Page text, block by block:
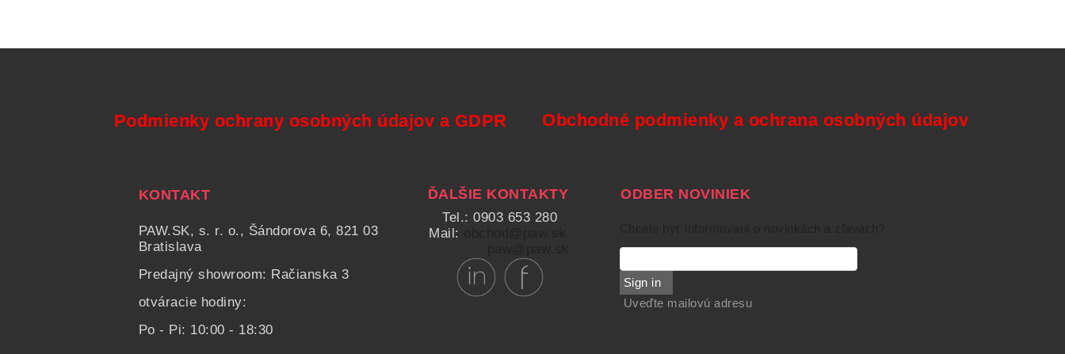
Podmienky ochrany osobných údajov a GDPR Obchodné podmienky a ochrana osobných údajov
KONTAKT
PAW.SK, s. r. o., Šándorova 6, 821 03
Bratislava
Predajný showroom: Račianska 3
otváracie hodiny:
Po - Pi: 10:00 - 18:30
ĎALŠIE KONTAKTY
Tel.: 0903 653 280
Mail:
ODBER NOVINIEK
Sign in
Uveďte mailovú adresu